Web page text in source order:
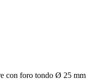
con foro tondo Ø 25 mm